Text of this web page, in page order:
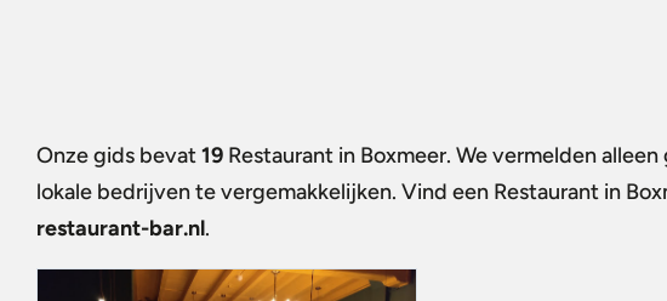
Onze gids bevat19 Restaurant in Boxmeer. We vermelden
lokale bedrijven te vergemakkelijken. Vind een Restaurant in
restaurant-bar.nl.